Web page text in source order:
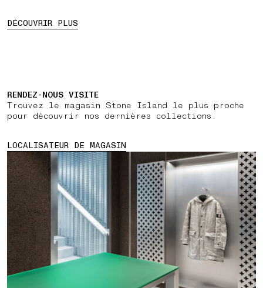
DÉCOUVRIR PLUS
RENDEZ-NOUS VISITE
Trouvez le magasin Stone Island le plus proche
pour découvrir nos dernières collections.
LOCALISATEUR DE MAGASIN